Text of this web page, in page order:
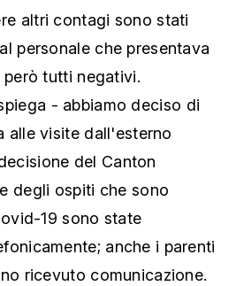
altri contagi sono stati
personale che presentava
tutti negativi.
- abbiamo deciso di
alle visite dall'esterno
del Canton
degli ospiti che sono
19 sono state
anche i parenti
ricevuto comunicazione.